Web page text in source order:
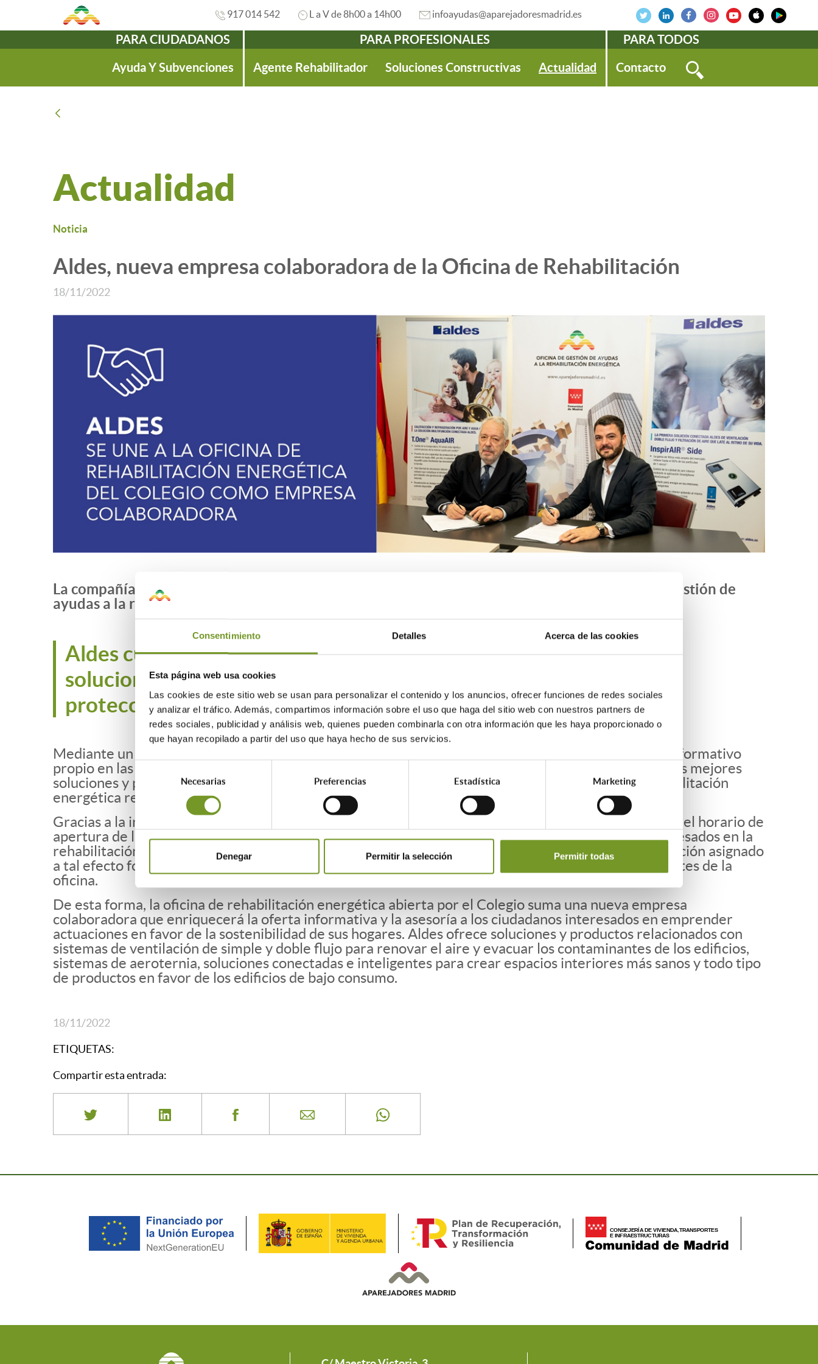
Consentimiento Detalles Acerca de las cookies
Esta página web usa cookies
Las cookies de este sitio web se usan para personalizar el contenido y los anuncios, ofrecer funciones de redes sociales
y analizar el tráfico. Además, compartimos información sobre el uso que haga del sitio web con nuestros partners de
redes sociales, publicidad y análisis web, quienes pueden combinarla con otra información que les haya proporcionado o
que hayan recopilado a partir del uso que haya hecho de sus servicios.
de
consentimiento
Necesarias Preferencias Estadística Marketing
Denegar Permitir la selección Permitir todas
917 014 542 L a V de 8h00 a 14h00 infoayudas@aparejadoresmadrid.es
Navegación
PARA CIUDADANOS
Ayuda Y Subvenciones
PARA PROFESIONALES
Agente Rehabilitador
Soluciones Constructivas Actualidad
PARA TODOS
Contacto
Actualidad
Noticia
Aldes, nueva empresa colaboradora de la Oficina de Rehabilitación
18/11/2022
La compañía Aldes
acaba de incorporarse como nueva empresa colaboradora de la Oficina de gestión de
ayudas a la rehabilitación energética puesta en marcha por el Colegio.
Aldes cuenta con más de 95 años de historia y es un referente en
soluciones para la calidad del aire interior, el confort térmico y la
protección contra incendios.
Mediante un convenio de colaboración, la empresa, con sede en Leganés, dispondrá de un espacio informativo
propio en las instalaciones del Colegio para asesorar a ciudadanos y agentes rehabilitadores sobre las mejores
soluciones y productos constructivos disponibles en el mercado en el marco de la campaña de rehabilitación
energética residencial en la Comunidad de Madrid.
Gracias a la infraestructura física y material aportada por el Colegio, Aldes podrá prescribir, durante el horario de
apertura de la oficina, toda la cartera de productos que más se adapten a la necesidades de los interesados en la
rehabilitación de sus viviendas. El acuerdo incluye la posibilidad de desplegar en el punto de información asignado
a tal efecto folletos, catálogos, emisiones de vídeos o asesoría personal especializada para los visitantes de la
oficina.
De esta forma, la oficina de rehabilitación energética abierta por el Colegio suma una nueva empresa
colaboradora que enriquecerá la oferta informativa y la asesoría a los ciudadanos interesados en emprender
actuaciones en favor de la sostenibilidad de sus hogares. Aldes ofrece soluciones y productos relacionados con
sistemas de ventilación de simple y doble flujo para renovar el aire y evacuar los contaminantes de los edificios,
sistemas de aeroternia, soluciones conectadas e inteligentes para crear espacios interiores más sanos y todo tipo
de productos en favor de los edificios de bajo consumo.
18/11/2022
ETIQUETAS:
Compartir esta entrada: